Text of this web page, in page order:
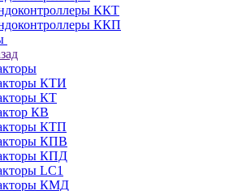
ККТ
ККП
КТИ
КТ
КВ
КТП
КПВ
КПД
LC1
КМД